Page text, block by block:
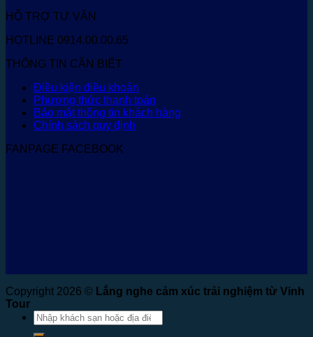
HỖ TRỢ TƯ VẤN
HOTLINE 0914.00.00.65
THÔNG TIN CẦN BIẾT
Điều kiện điều khoản
Phương thức thanh toán
Bảo mật thông tin khách hàng
Chính sách quy định
FANPAGE FACEBOOK
Copyright 2026 © Lắng nghe cảm xúc trải nghiệm từ Vinh
Tour
Tìm
kiếm: